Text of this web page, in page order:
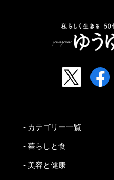
- カテゴリー一覧
- 暮らしと食
- 美容と健康